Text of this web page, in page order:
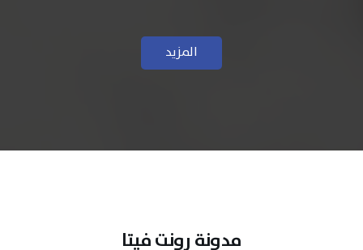
المزيد
مدونة رونت فيتا